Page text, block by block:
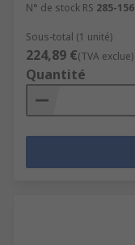
N° de stock RS 285-156
Sous-total (1 unité)
224,89 €(TVA exclue)
Quantité